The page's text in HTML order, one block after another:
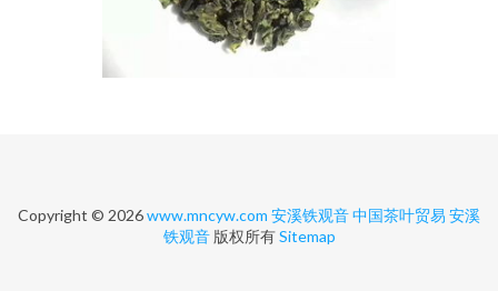
Copyright © 2026www.mncyw.com 安溪铁观音中国茶叶贸易 安溪
铁观音版权所有Sitemap